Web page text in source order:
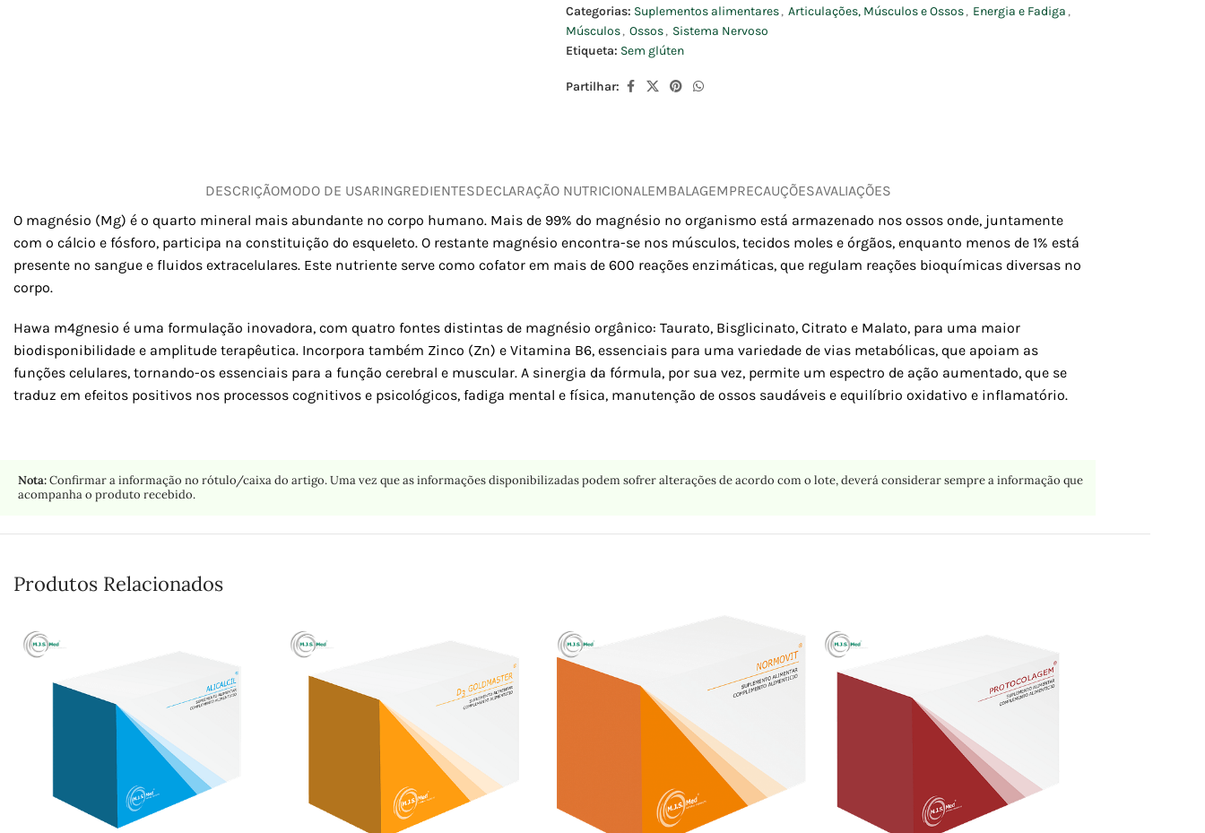
Categorias: Suplementos alimentares, Articulações, Músculos e Ossos, Energia e Fadiga ,
Músculos, Ossos, Sistema Nervoso
Etiqueta: Sem glúten
Partilhar:
DESCRIÇÃOMODO DE USARINGREDIENTESDECLARAÇÃO NUTRICIONAL EMBALAGEMPRECAUÇÕESAVALIAÇÕES
O magnésio (Mg) é o quarto mineral mais abundante no corpo humano. Mais de 99% do magnésio no organismo está armazenado nos ossos onde, juntamente
com o cálcio e fósforo, participa na constituição do esqueleto. O restante magnésio encontra-se nos músculos, tecidos moles e órgãos, enquanto menos de 1% está
presente no sangue e fluidos extracelulares. Este nutriente serve como cofator em mais de 600 reações enzimáticas, que regulam reações bioquímicas diversas no
corpo.
Hawa m4gnesio é uma formulação inovadora, com quatro fontes distintas de magnésio orgânico: Taurato, Bisglicinato, Citrato e Malato, para uma maior
biodisponibilidade e amplitude terapêutica. Incorpora também Zinco (Zn) e Vitamina B6, essenciais para uma variedade de vias metabólicas, que apoiam as
funções celulares, tornando-os essenciais para a função cerebral e muscular. A sinergia da fórmula, por sua vez, permite um espectro de ação aumentado, que se
traduz em efeitos positivos nos processos cognitivos e psicológicos, fadiga mental e física, manutenção de ossos saudáveis e equilíbrio oxidativo e inflamatório.
Nota:Confirmar a informação no rótulo/caixa do artigo. Uma vez que as informações disponibilizadas podem sofrer alterações de acordo com o lote, deverá considerar sempre a informação que
acompanha o produto recebido.
Produtos Relacionados